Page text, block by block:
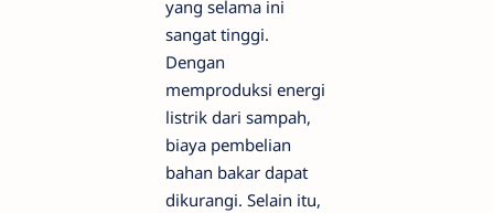
yang selama ini
sangat tinggi.
Dengan
memproduksi energi
listrik dari sampah,
biaya pembelian
bahan bakar dapat
dikurangi. Selain itu,